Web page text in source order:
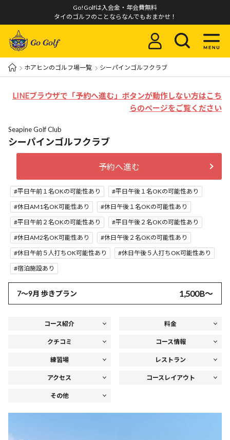
Go!Golfは入会金・年会費無料
タイのゴルフのことならなんでもおまかせ！
ホアヒンのゴルフ場一覧 シーパインゴルフクラブ
LINEブラウザで「予約へ進む」ボタンが動作しない方はこち
らのページをご覧ください
Seapine Golf Club
シーパインゴルフクラブ
予約へ進む
平日午前１名OKの可能性あり
平日午後１名OKの可能性あり
休日AM1名OK可能性あり
休日午後１名OKの可能性あり
平日午前２名OKの可能性あり
平日午後２名OKの可能性あり
休日AM2名OK可能性あり
休日午後２名OKの可能性あり
休日午前５人打ちOK可能性あり
休日午後５人打ちOK可能性あり
宿泊施設あり
7～9月 歩きプラン 1,500B〜
コース紹介 料金
クチコミ コース情報
練習場 レストラン
アクセス コースレイアウト
その他